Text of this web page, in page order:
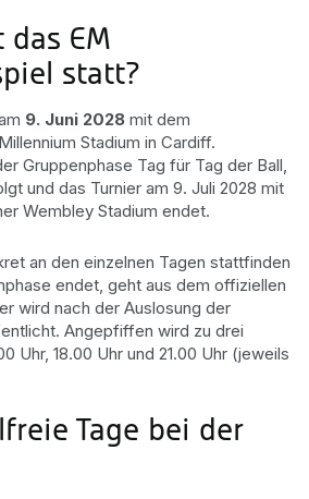
das EM
statt?
9. Juni 2028 mit dem
Stadium in Cardiff.
Gruppenphase Tag für Tag der Ball,
und das Turnier am 9. Juli 2028 mit
Wembley Stadium endet.
an den einzelnen Tagen stattfinden
endet, geht aus dem offiziellen
wird nach der Auslosung der
Angepfiffen wird zu drei
Uhr, 18.00 Uhr und 21.00 Uhr (jeweils
Tage bei der